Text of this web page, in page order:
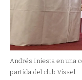
Andrés Iniesta en una
partida del club Vissel.